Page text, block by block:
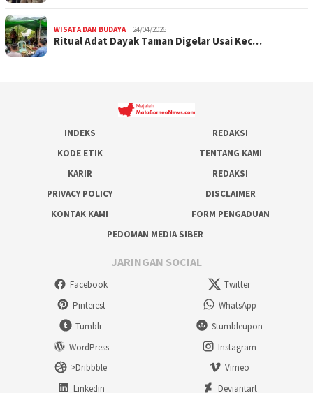
WISATA DAN BUDAYA 24/04/2026
Ritual Adat Dayak Taman Digelar Usai Kec…
INDEKS
REDAKSI
KODE ETIK
TENTANG KAMI
KARIR
REDAKSI
PRIVACY POLICY
DISCLAIMER
KONTAK KAMI
FORM PENGADUAN
PEDOMAN MEDIA SIBER
JARINGAN SOCIAL
Facebook
Twitter
Pinterest
WhatsApp
Tumblr
Stumbleupon
WordPress
Instagram
>Dribbble
Vimeo
Linkedin
Deviantart